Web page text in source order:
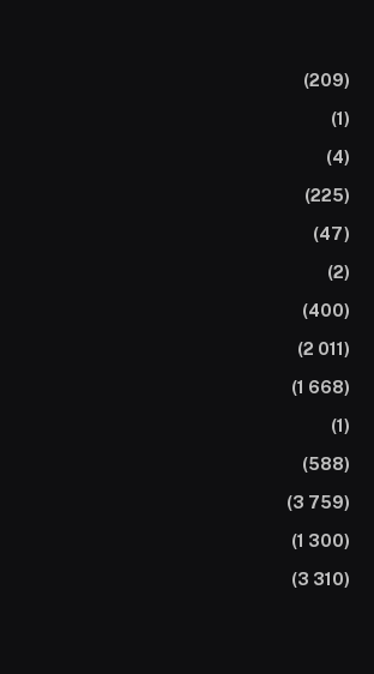
(209)
(1)
(4)
(225)
(47)
(2)
(400)
(2 011)
(1 668)
(1)
(588)
(3 759)
(1 300)
(3 310)